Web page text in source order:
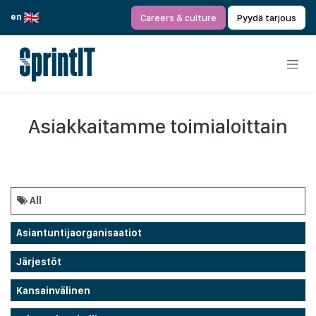
en
Careers & culture Pyydä tarjous
Asiakkaitamme toimialoittain
All
Asiantuntijaorganisaatiot
Järjestöt
Kansainvälinen